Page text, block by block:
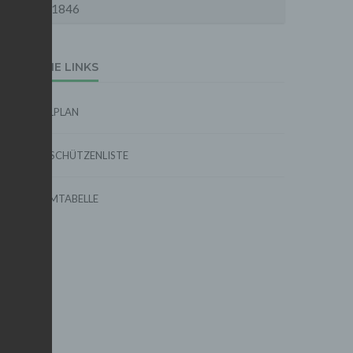
1846
EXTERNE LINKS
SPIELPLAN
TORSCHÜTZENLISTE
FORMTABELLE